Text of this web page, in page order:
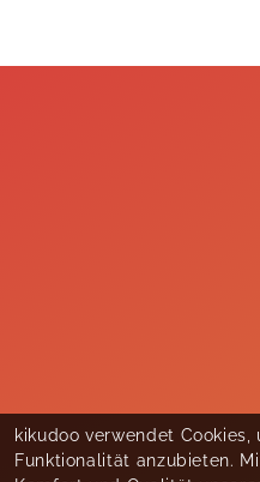
kikudoo verwendet
Funktionalität anzubieten.